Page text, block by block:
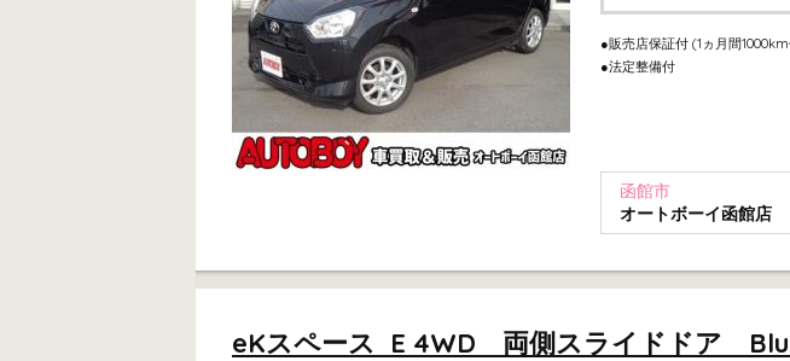
●販売店保証付 (1ヵ月間
●法定整備付
函館市
オートボーイ函館店
eKスペース E 4WD 両側スライドドア